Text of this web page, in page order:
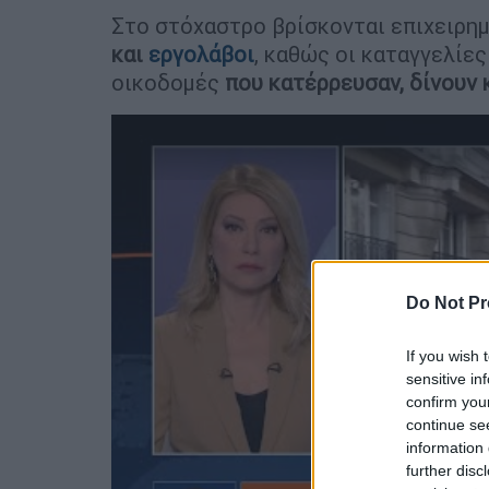
Do Not
If you wish
sensitive
confirm
continue
information
further
Στο στόχαστρο βρίσκονται
και εργολάβοι, καθώς οι
οικοδομές που κατέρρευσαν, δίνουν